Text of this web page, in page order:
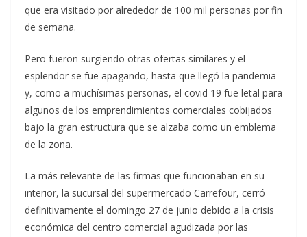
que era visitado por alrededor de 100 mil personas por fin
de semana.
Pero fueron surgiendo otras ofertas similares y el
esplendor se fue apagando, hasta que llegó la pandemia
y, como a muchísimas personas, el covid 19 fue letal para
algunos de los emprendimientos comerciales cobijados
bajo la gran estructura que se alzaba como un emblema
de la zona.
La más relevante de las firmas que funcionaban en su
interior, la sucursal del supermercado Carrefour, cerró
definitivamente el domingo 27 de junio debido a la crisis
económica del centro comercial agudizada por las